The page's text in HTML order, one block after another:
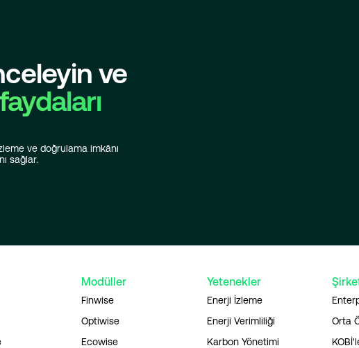
ve
ve doğrulama imkânı
sağlar.
Modüller
Finwise
Optiwise
Ecowise
Yetenekler
Enerji İzleme
Enerji Verimliliği
Karbon Yönetimi
Orta